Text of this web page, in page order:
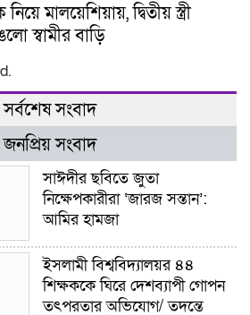
নিয়ে মালয়েশিয়ায়, দ্বিতীয় স্ত্রী
স্বামীর বাড়ি
সর্বশেষ সংবাদ
জনপ্রিয় সংবাদ
সাঈদীর ছবিতে জুতা
নিক্ষেপকারীরা ‘জারজ সন্তান’:
আমির হামজা
ইসলামী বিশ্ববিদ্যালয়র ৪৪
শিক্ষককে ঘিরে দেশব্যাপী গোপন
তৎপরতার অভিযোগ/ তদন্তে